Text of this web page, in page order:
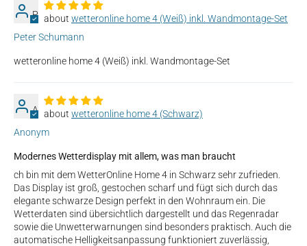
P
wetteronline home 4 (Weiß) inkl. Wandmontage-Set
Peter Schumann
wetteronline home 4 (Weiß) inkl. Wandmontage-Set
A
wetteronline home 4 (Schwarz)
Anonym
Modernes Wetterdisplay mit allem, was man braucht
ch bin mit dem WetterOnline Home 4 in Schwarz sehr zufrieden.
Das Display ist groß, gestochen scharf und fügt sich durch das
elegante schwarze Design perfekt in den Wohnraum ein. Die
Wetterdaten sind übersichtlich dargestellt und das Regenradar
sowie die Unwetterwarnungen sind besonders praktisch. Auch die
automatische Helligkeitsanpassung funktioniert zuverlässig,